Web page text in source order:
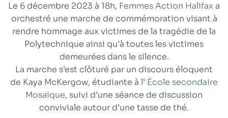
Le 6 décembre 2023 à 18h, Femmes Action Halifax a
orchestré une marche de commémoration visant à
rendre hommage aux victimes de la tragédie de la
Polytechnique ainsi qu’à toutes les victimes
demeurées dans le silence.
La marche s’est clôturé par un discours éloquent
de Kaya McKergow, étudiante à l’ École secondaire
Mosaïque, suivi d’une séance de discussion
conviviale autour d’une tasse de thé.